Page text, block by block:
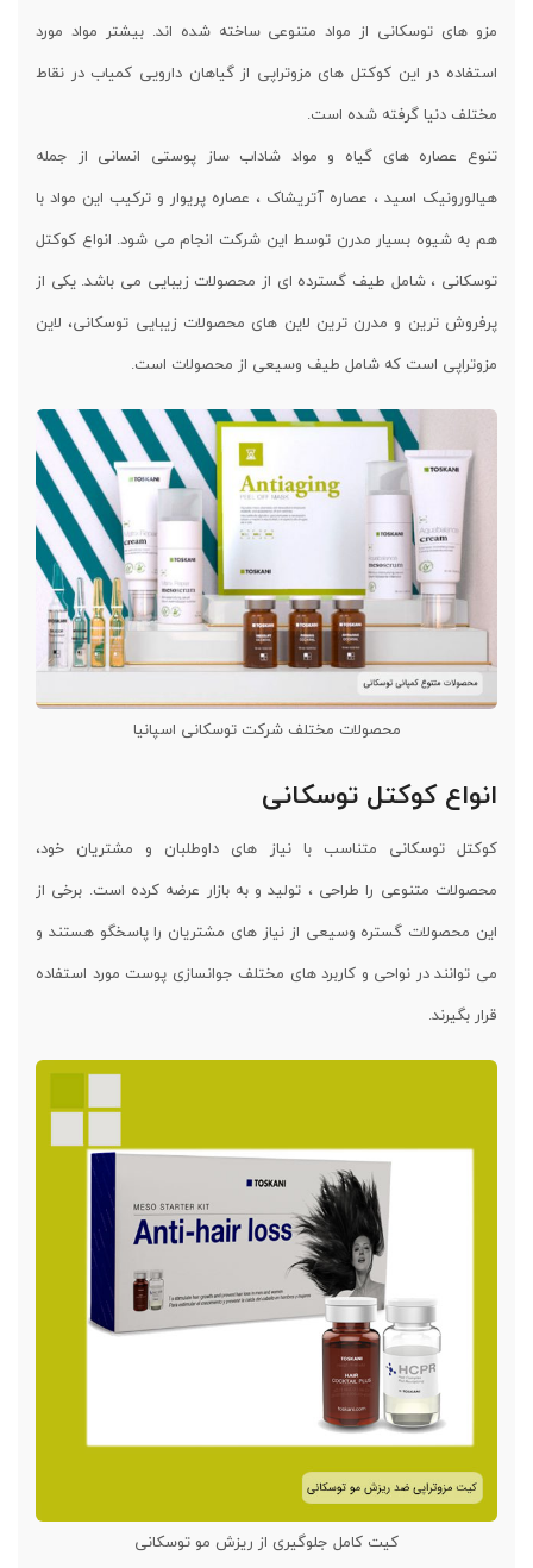
مزو های توسکانی از مواد متنوعی ساخته شده اند. بیشتر مواد مورد
استفاده در این کوکتل های مزوتراپی از گیاهان دارویی کمیاب در نقاط
مختلف دنیا گرفته شده است.
تنوع عصاره های گیاه و مواد شاداب ساز پوستی انسانی از جمله
هیالورونیک اسید ، عصاره آتریشاک ، عصاره پریوار و ترکیب این مواد با
هم به شیوه بسیار مدرن توسط این شرکت انجام می شود. انواع کوکتل
توسکانی ، شامل طیف گسترده ای از محصولات زیبایی می باشد. یکی از
پرفروش ترین و مدرن ترین لاین های محصولات زیبایی توسکانی، لاین
مزوتراپی است که شامل طیف وسیعی از محصولات است.
محصولات مختلف شرکت توسکانی اسپانیا
انواع کوکتل توسکانی
کوکتل توسکانی متناسب با نیاز های داوطلبان و مشتریان خود،
محصولات متنوعی را طراحی ، تولید و به بازار عرضه کرده است. برخی از
این محصولات گستره وسیعی از نیاز های مشتریان را پاسخگو هستند و
می توانند در نواحی و کاربرد های مختلف جوانسازی پوست مورد استفاده
قرار بگیرند.
کیت کامل جلوگیری از ریزش مو توسکانی